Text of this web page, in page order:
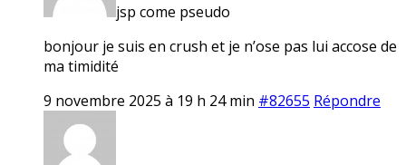
jsp come pseudo
bonjour je suis en crush et je n’ose pas lui accose de
ma timidité
9 novembre 2025 à 19 h 24 min #82655 Répondre